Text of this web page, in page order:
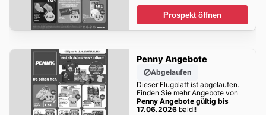
Prospekt öffnen
Penny Angebote
Abgelaufen
Dieser Flugblatt ist abgelaufen.
Finden Sie mehr Angebote von
Penny Angebote gültig bis
17.06.2026bald!!